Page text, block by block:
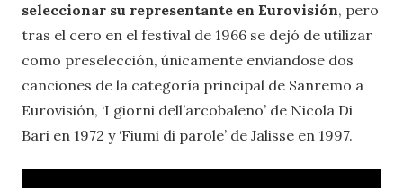
seleccionar su representante en Eurovisión, pero
tras el cero en el festival de 1966 se dejó de utilizar
como preselección, únicamente enviandose dos
canciones de la categoría principal de Sanremo a
Eurovisión, ‘I giorni dell’arcobaleno’ de Nicola Di
Bari en 1972 y ‘Fiumi di parole’ de Jalisse en 1997.